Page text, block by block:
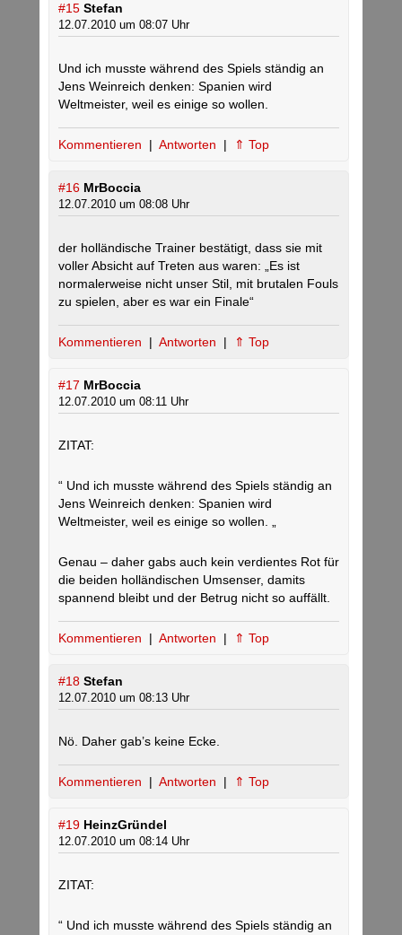
#15 Stefan
12.07.2010 um 08:07 Uhr
Und ich musste während des Spiels ständig an
Jens Weinreich denken: Spanien wird
Weltmeister, weil es einige so wollen.
Kommentieren | Antworten | ⇑ Top
#16 MrBoccia
12.07.2010 um 08:08 Uhr
der holländische Trainer bestätigt, dass sie mit
voller Absicht auf Treten aus waren: „Es ist
normalerweise nicht unser Stil, mit brutalen Fouls
zu spielen, aber es war ein Finale“
Kommentieren | Antworten | ⇑ Top
#17 MrBoccia
12.07.2010 um 08:11 Uhr
ZITAT:
“ Und ich musste während des Spiels ständig an
Jens Weinreich denken: Spanien wird
Weltmeister, weil es einige so wollen. „
Genau – daher gabs auch kein verdientes Rot für
die beiden holländischen Umsenser, damits
spannend bleibt und der Betrug nicht so auffällt.
Kommentieren | Antworten | ⇑ Top
#18 Stefan
12.07.2010 um 08:13 Uhr
Nö. Daher gab’s keine Ecke.
Kommentieren | Antworten | ⇑ Top
#19 HeinzGründel
12.07.2010 um 08:14 Uhr
ZITAT:
“ Und ich musste während des Spiels ständig an